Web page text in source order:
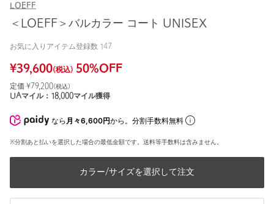
LOEFF
＜LOEFF＞バルカラー コート UNISEX
お気に入りアイテム登録数 147
¥39,600(税込) 50%OFF
定価 ¥79,200(税込)
UAマイル： 18,000マイル獲得
なら 月々6,600円から。分割手数料無料
※分割あと払いを選択した場合の最低金額です。送料等手数料は含みません。
カラー/サイズを選択して注文